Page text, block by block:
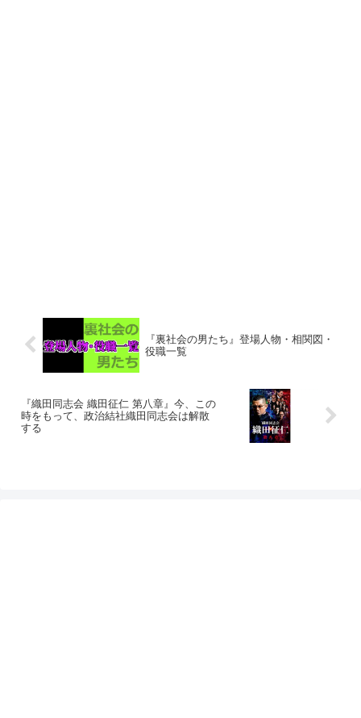
『裏社会の男たち』登場人物・相関図・
役職一覧
『織田同志会 織田征仁 第八章』今、この
時をもって、政治結社織田同志会は解散
する